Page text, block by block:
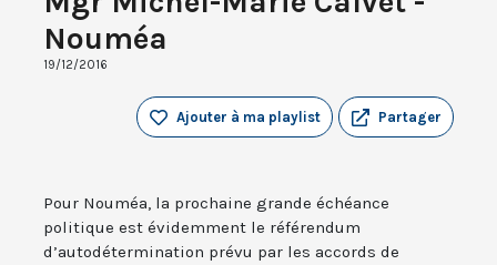
Nouméa
19/12/2016
Partager
Ajouter à ma playlist
Pour Nouméa, la prochaine grande échéance
politique est évidemment le référendum
d’autodétermination prévu par les accords de